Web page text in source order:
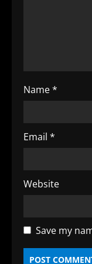
i
n
g
Name*
Email *
Website
Save my